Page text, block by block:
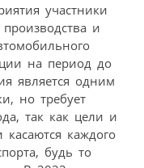
участники
и
на период до
является одним
но требует
так как цели и
каждого
будь то